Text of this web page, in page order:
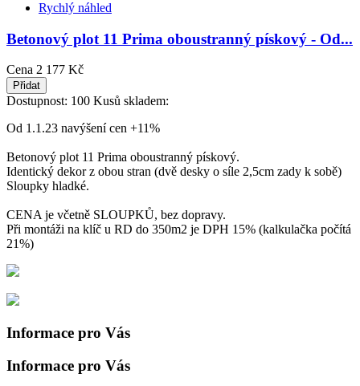
Rychlý náhled
Betonový plot 11 Prima oboustranný pískový - Od...
Cena 2 177 Kč
Přidat
Dostupnost: 100 Kusů skladem:
Od 1.1.23 navýšení cen +11%
Betonový plot 11 Prima oboustranný pískový.
Identický dekor z obou stran (dvě desky o síle 2,5cm zady k sobě)
Sloupky hladké.
CENA je včetně SLOUPKŮ, bez dopravy.
Při montáži na klíč u RD do 350m2 je DPH 15% (kalkulačka počítá
21%)
Informace pro Vás
Informace pro Vás